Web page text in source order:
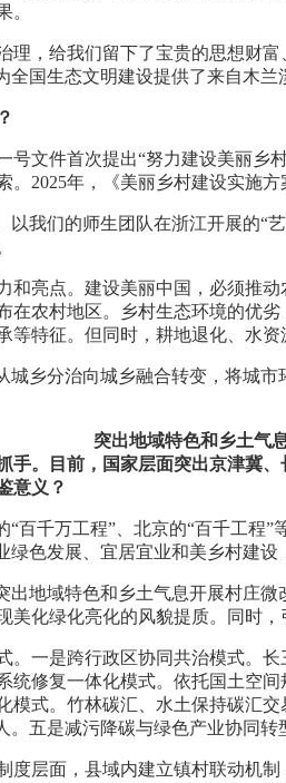
。
，给我们留下了宝贵的思想财
国生态文明建设提供了来自木兰
文件首次提出“努力建设美丽
2025年，《美丽乡村建设实施
我们的师生团队在浙江开展的
亮点。建设美丽中国，必须推
农村地区。乡村生态环境的优
特征。但同时，耕地退化、水
乡分治向城乡融合转变，将城
突出地域特色和乡土气
。目前，国家层面突出京津冀
意义？
百千万工程”、北京的“百千工
色发展、宜居宜业和美乡村建
地域特色和乡土气息开展村庄
化绿化亮化的风貌提质。同时
一是跨行政区协同共治模式。
修复一体化模式。依托国土空
式。竹林碳汇、水土保持碳汇
五是减污降碳与绿色产业协同
层面，县域内建立镇村联动机